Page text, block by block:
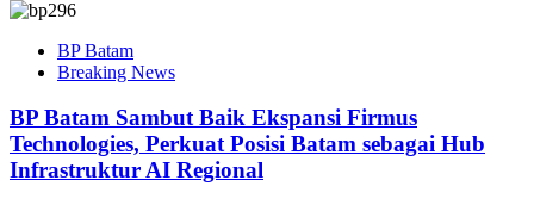
BP Batam
Breaking News
BP Batam Sambut Baik Ekspansi Firmus
Technologies, Perkuat Posisi Batam sebagai Hub
Infrastruktur AI Regional